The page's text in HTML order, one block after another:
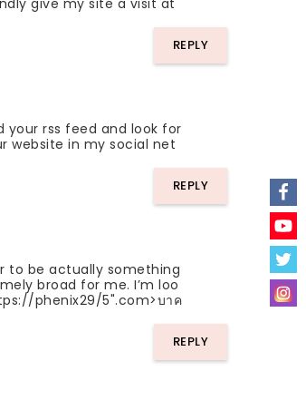
give my site a visit at
REPLY
your rss feed and look for
website in my social net
REPLY
to be actually something
broad for me. I’m loo
phenix29/5".com>บาค
REPLY